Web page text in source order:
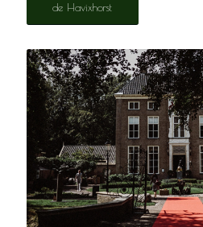
de Havixhorst